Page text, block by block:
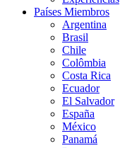
Países Miembros
Argentina
Brasil
Chile
Colômbia
Costa Rica
Ecuador
El Salvador
España
México
Panamá